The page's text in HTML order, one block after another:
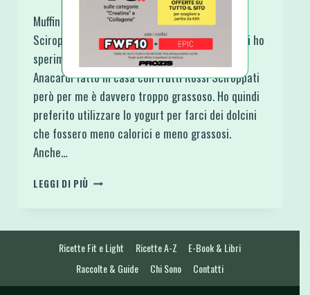
Muffin con Yogurt di Anacardi e Frutti Rossi
Sciroppati: Vegan e Gluten Free! In questi giorni ho
sperimentato la preparazione dello Yogurt di
Anacardi fatto in casa con Frutti Rossi Sciroppati
però per me è davvero troppo grassoso. Ho quindi
preferito utilizzare lo yogurt per farci dei dolcini
che fossero meno calorici e meno grassosi.
Anche…
LEGGI DI PIÙ MUFFIN
E
FRUTTI
Ricette Fit e Light Ricette A-Z
E-Book & Libri
Raccolte & Guide
Chi Sono Contatti